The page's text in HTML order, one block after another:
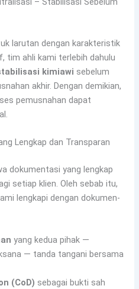
larutan dengan karakteristik
tim ahli kami terlebih dahulu
kimiawi sebelum
akhir. Dengan demikian,
pemusnahan dapat
Lengkap dan Transparan
dokumentasi yang lengkap
setiap klien. Oleh sebab itu,
lengkapi dengan dokumen-
yang kedua pihak —
— tanda tangani bersama
(CoD) sebagai bukti sah